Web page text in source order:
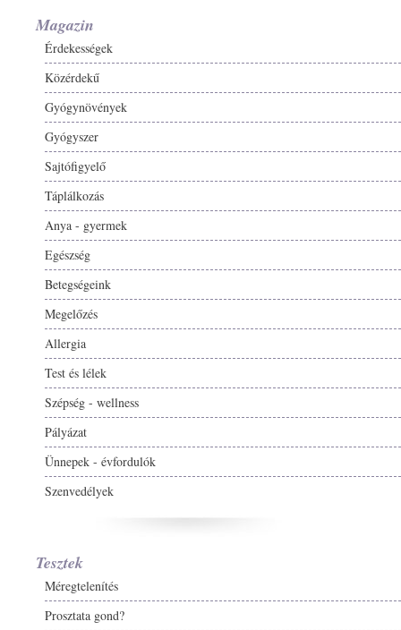
Magazin
Érdekességek
Közérdekű
Gyógynövények
Gyógyszer
Sajtófigyelő
Táplálkozás
Anya - gyermek
Egészség
Betegségeink
Megelőzés
Allergia
Test és lélek
Szépség - wellness
Pályázat
Ünnepek - évfordulók
Szenvedélyek
Tesztek
Méregtelenítés
Prosztata gond?